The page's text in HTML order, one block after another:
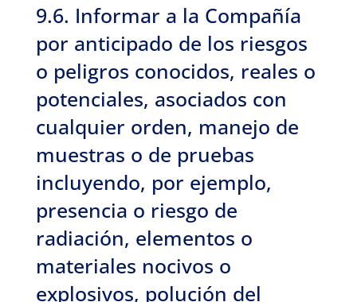
9.6. Informar a la Compañía
por anticipado de los riesgos
o peligros conocidos, reales o
potenciales, asociados con
cualquier orden, manejo de
muestras o de pruebas
incluyendo, por ejemplo,
presencia o riesgo de
radiación, elementos o
materiales nocivos o
explosivos, polución del